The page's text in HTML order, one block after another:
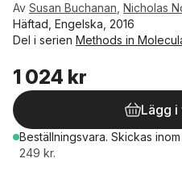
Av Susan Buchanan Nicholas
Häftad, Engelska, 2016
Del i serien Methods in
1 024 kr
Lägg i
Beställningsvara. Skickas
249 kr.